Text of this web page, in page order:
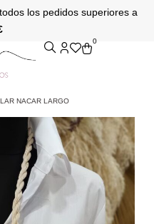
los pedidos superiores a
0
NACAR LARGO